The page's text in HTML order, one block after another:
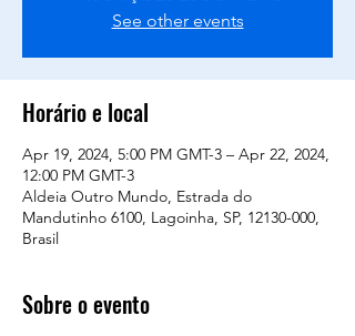
See other events
Horário e local
Apr 19, 2024, 5:00 PM GMT-3 – Apr 22, 2024,
12:00 PM GMT-3
Aldeia Outro Mundo, Estrada do
Mandutinho 6100, Lagoinha, SP, 12130-000,
Brasil
Sobre o evento